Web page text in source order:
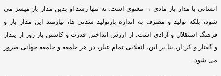
انسانی با مدار باز مادی ↔ معنوی است، نه تنها رشد او بدین مدار باز میسر می
شود، بلکه تولید و مصرف به اندازه بازتولید شدنی ها، نیازمند این مدار باز و
فرهنگ استقلال و آزادی است
از ارزش انداختن قدرت و کاستن بار زور از پندار
و گفتار و کردار، بنا بر این، انقلابی تمام عیار، در هر جامعه و جامعه جهانی ضرور
می شود